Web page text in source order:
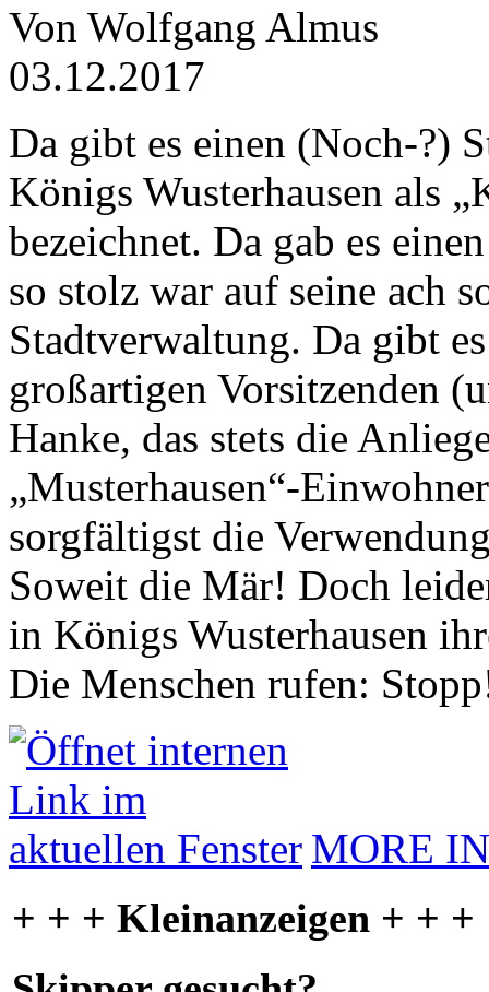
Von Wolfgang Almus
03.12.2017
Da gibt es einen (Noch-?)
Königs Wusterhausen als
bezeichnet. Da gab es
so stolz war auf seine ach
Stadtverwaltung. Da gibt
großartigen Vorsitzenden
Hanke, das stets die
„Musterhausen“-
sorgfältigst die
Soweit die Mär! Doch
in Königs Wusterhausen
Die Menschen rufen:
MORE
+ + + Kleinanzeigen + + +